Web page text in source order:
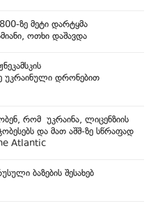
ზე მეტი დარტყმა
ოთხი დაშავდა
უკრაინული დრონებით
რომ უკრაინა, ლიცენზიის
და მათ აშშ-ზე სწრაფად
Atlantic
ბაზების შესახებ